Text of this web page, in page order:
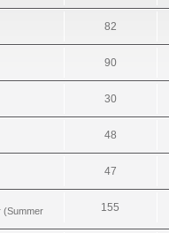
82
90
30
48
47
(Summer
155